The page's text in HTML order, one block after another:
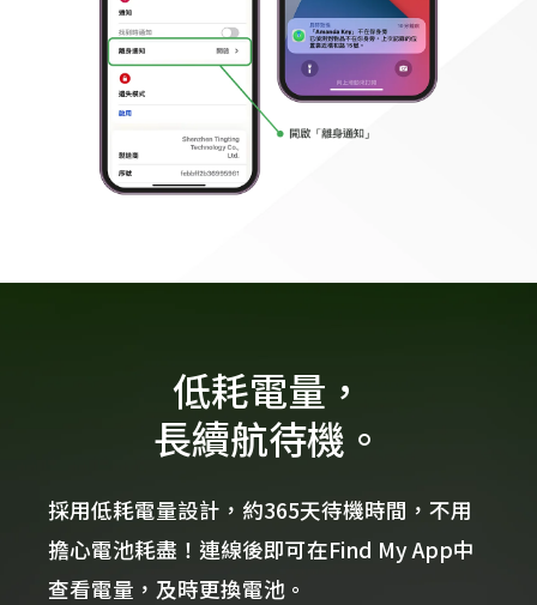
低耗電量，
長續航待機。
採用低耗電量設計，約365天待機時間，不用
擔心電池耗盡！連線後即可在Find My App中
查看電量，及時更換電池。